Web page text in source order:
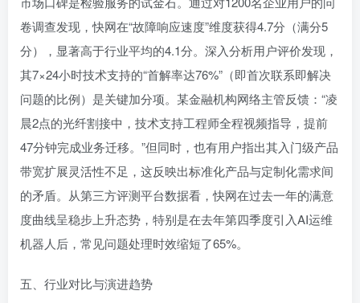
卷调查发现，快网在“故障响应速度”维度获得4.7分（满分5
分），显著高于行业平均的4.1分。深入分析用户评价发现，
其7×24小时技术支持的“首解率达76%”（即首次联系即解决
问题的比例）是关键加分项。某金融机构网络主管反馈：“凌
晨2点的光纤割接中，技术支持工程师全程视频指导，提前
47分钟完成业务迁移。”但同时，也有用户指出其入门级产品
带宽扩展灵活性不足，这反映出标准化产品与定制化需求间
的矛盾。从第三方评测平台数据看，快网在过去一年的满意
度曲线呈稳步上升态势，特别是在去年第四季度引入AI运维
机器人后，常见问题处理时效缩短了65%。
五、行业对比与演进趋势